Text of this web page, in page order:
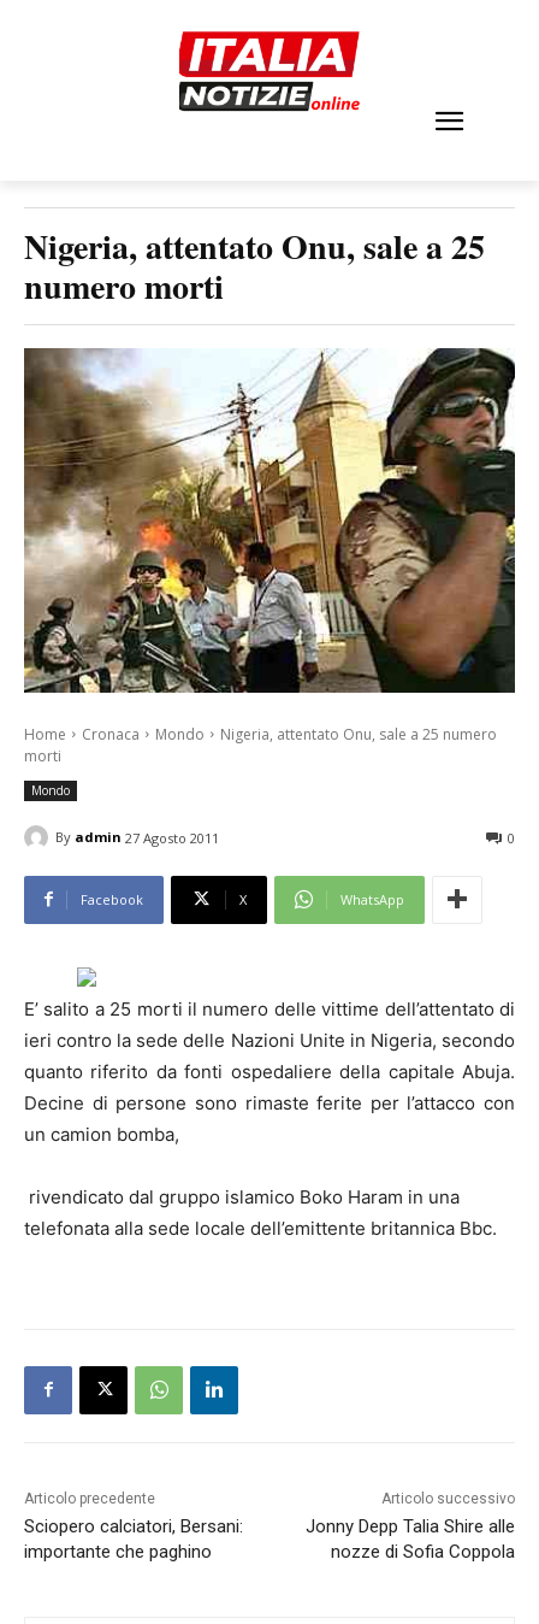
Nigeria, attentato Onu, sale a 25
numero morti
Home Cronaca Mondo
Nigeria, attentato Onu, sale a 25 numero
morti
Mondo
By admin 27 Agosto 2011 0
Facebook X WhatsApp
E’ salito a 25 morti il numero delle vittime dell’attentato di
ieri contro la sede delle Nazioni Unite in Nigeria, secondo
quanto riferito da fonti ospedaliere della capitale Abuja.
Decine di persone sono rimaste ferite per l’attacco con
un camion bomba,
rivendicato dal gruppo islamico Boko Haram in una
telefonata alla sede locale dell’emittente britannica Bbc.
Articolo precedente
Sciopero calciatori, Bersani:
importante che paghino
Articolo successivo
Jonny Depp Talia Shire alle
nozze di Sofia Coppola